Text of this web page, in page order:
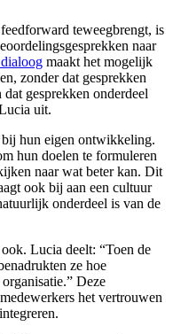
teweegbrengt, is
naar
maakt het mogelijk
zonder dat gesprekken
gesprekken onderdeel
uit.
hun eigen ontwikkeling.
hun doelen te formuleren
naar wat beter kan. Dit
ook bij aan een cultuur
onderdeel is van de
Lucia deelt: “Toen de
ze hoe
Deze
het vertrouwen